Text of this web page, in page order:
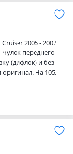
2005 - 2007
Чулок переднего
(дифлок) и без
На 105.
за один голый